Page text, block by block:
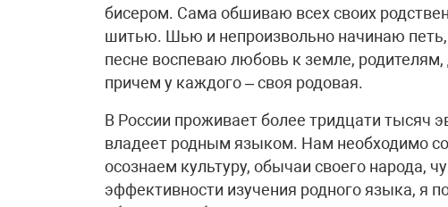
бисером. Сама обшиваю всех своих
шитью. Шью и непроизвольно начинаю
песне воспеваю любовь к земле,
причем у каждого – своя родовая.
В России проживает более тридцати тысяч
владеет родным языком. Нам необходимо
осознаем культуру, обычаи своего народа,
эффективности изучения родного языка, я